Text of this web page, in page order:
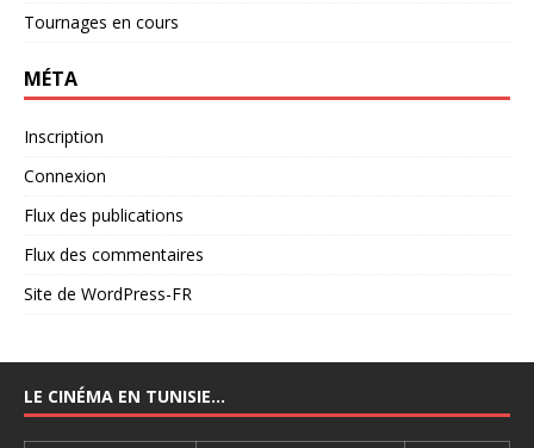
Tournages en cours
MÉTA
Inscription
Connexion
Flux des publications
Flux des commentaires
Site de WordPress-FR
LE CINÉMA EN TUNISIE…